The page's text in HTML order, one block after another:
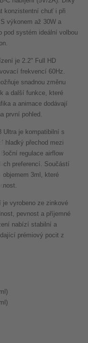
konzistentní chuť i při
výkonem až 30W a
pod systém ideální volbou
je 2.2" Full HD
frekvencí 60Hz.
snadnou změnu
a další funkce, které
a animace dodávají
první pohled.
Ultra je kompatibilní s
hladký přechod mezi
regulace airflow
preferencí. Součástí
objemem 3ml, které
je vyrobeno ze zinkové
pevnost a příjemné
nabízí stabilní a
prémiový pocit z